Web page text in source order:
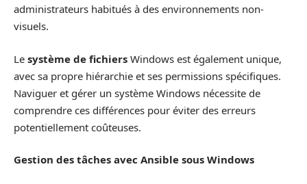
administrateurs habitués à des environnements non-
visuels.
Le système de fichiers Windows est également unique,
avec sa propre hiérarchie et ses permissions spécifiques.
Naviguer et gérer un système Windows nécessite de
comprendre ces différences pour éviter des erreurs
potentiellement coûteuses.
Gestion des tâches avec Ansible sous Windows